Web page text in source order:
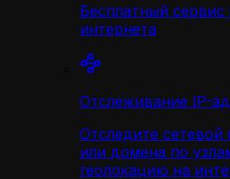
Бесплатный
интернета
Отслеживание IP-
Отследите
или домена по
геолокацию на